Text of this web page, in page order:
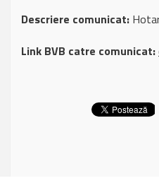
Descriere comunicat:
Link BVB catre comunicat: